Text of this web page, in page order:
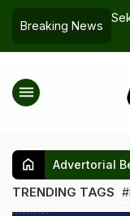
Breaking News
menu
home Advertorial
TRENDING TAGS